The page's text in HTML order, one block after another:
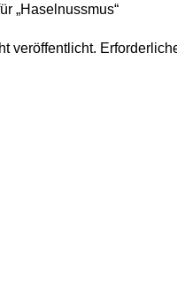
„Haselnussmus“
veröffentlicht.